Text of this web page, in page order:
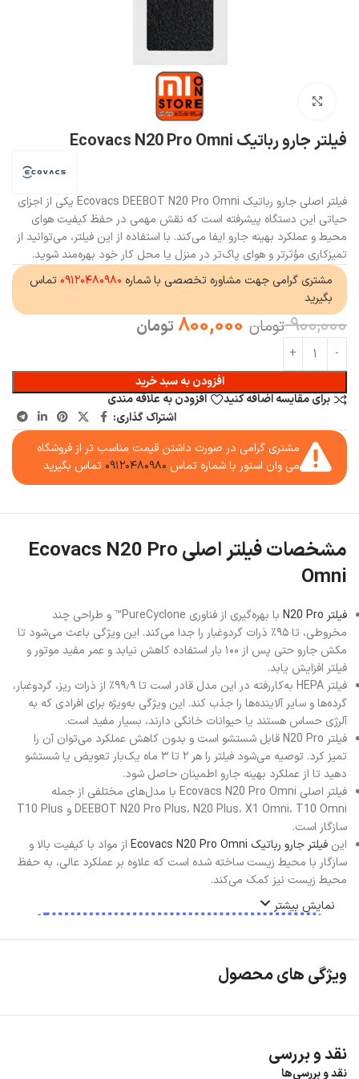
فیلتر جارو رباتیک Ecovacs N20 Pro Omni
فیلتر اصلی جارو رباتیک Ecovacs DEEBOT N20 Pro Omni یکی از اجزای
حیاتی این دستگاه پیشرفته است که نقش مهمی در حفظ کیفیت هوای
محیط و عملکرد بهینه جارو ایفا می‌کند. با استفاده از این فیلتر، می‌توانید از
تمیزکاری مؤثرتر و هوای پاک‌تر در منزل یا محل کار خود بهره‌مند شوید.
مشتری گرامی جهت مشاوره تخصصی با شماره ۰۹۱۲۰۴۸۰۹۸۰ تماس
بگیرید
900,000 تومان 800,000 تومان
افزودن به سبد خرید
برای مقایسه اضافه کنید
افزودن به علاقه مندی
اشتراک گذاری:
مشتری گرامی در صورت داشتن قیمت مناسب تر از فروشگاه
می وان استور با شماره تماس ۰۹۱۲۰۴۸۰۹۸۰ تماس بگیرید
مشخصات فیلتر اصلی Ecovacs N20 Pro
Omni
فیلتر N20 Pro
با بهره‌گیری از فناوری PureCyclone™ و طراحی چند
مخروطی، تا ۹۵٪ ذرات گردوغبار را جدا می‌کند. این ویژگی باعث می‌شود تا
مکش جارو حتی پس از ۱۰۰ بار استفاده کاهش نیابد و عمر مفید موتور و
فیلتر افزایش یابد.
فیلتر HEPA به‌کاررفته در این مدل قادر است تا ۹۹٫۹٪ از ذرات ریز، گردوغبار،
گرده‌ها و سایر آلاینده‌ها را جذب کند. این ویژگی به‌ویژه برای افرادی که به
آلرژی حساس هستند یا حیوانات خانگی دارند، بسیار مفید است.
فیلتر N20 Pro قابل شستشو است و بدون کاهش عملکرد می‌توان آن را
تمیز کرد. توصیه می‌شود فیلتر را هر ۲ تا ۳ ماه یک‌بار تعویض یا شستشو
دهید تا از عملکرد بهینه جارو اطمینان حاصل شود.
فیلتر اصلی Ecovacs N20 Pro Omni با مدل‌های مختلفی از جمله
DEEBOT N20 Pro Plus، N20 Plus، X1 Omni، T10 Omni و T10 Plus
سازگار است.
این فیلتر جارو رباتیک Ecovacs N20 Pro Omni
از مواد با کیفیت بالا و
سازگار با محیط زیست ساخته شده است که علاوه بر عملکرد عالی، به حفظ
محیط زیست نیز کمک می‌کند.
نمایش بیشتر
ویژگی های محصول
نقد و بررسی
نقد و بررسی‌ها